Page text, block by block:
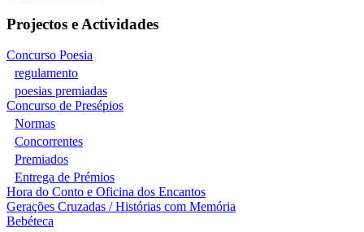
Projectos e Actividades
Concurso Poesia
regulamento
poesias premiadas
Concurso de Presépios
Normas
Concorrentes
Premiados
Entrega de Prémios
Hora do Conto e Oficina dos Encantos
Gerações Cruzadas / Histórias com Memória
Bebéteca